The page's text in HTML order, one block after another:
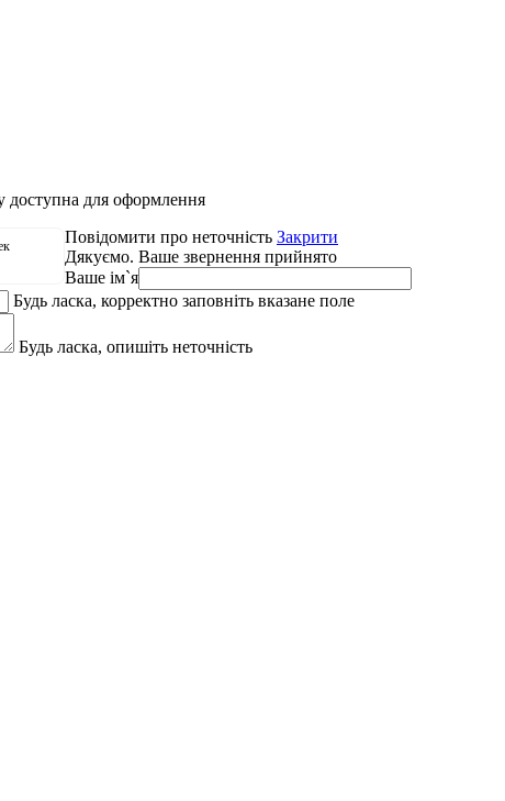
доступна для оформлення
Повідомити про неточність Закрити
Дякуємо. Ваше звернення прийнято
Ваше ім`я
Будь ласка, корректно заповніть вказане поле
Будь ласка, опишіть неточність